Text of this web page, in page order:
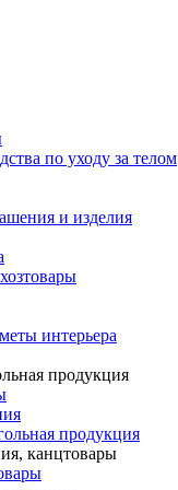
по уходу за телом
и изделия
интерьера
продукция
продукция
канцтовары